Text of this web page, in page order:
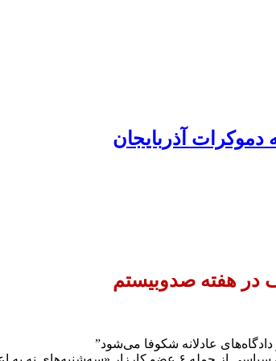
دموکرات آذربایجان
عادلانه شکوفا می‌شود”